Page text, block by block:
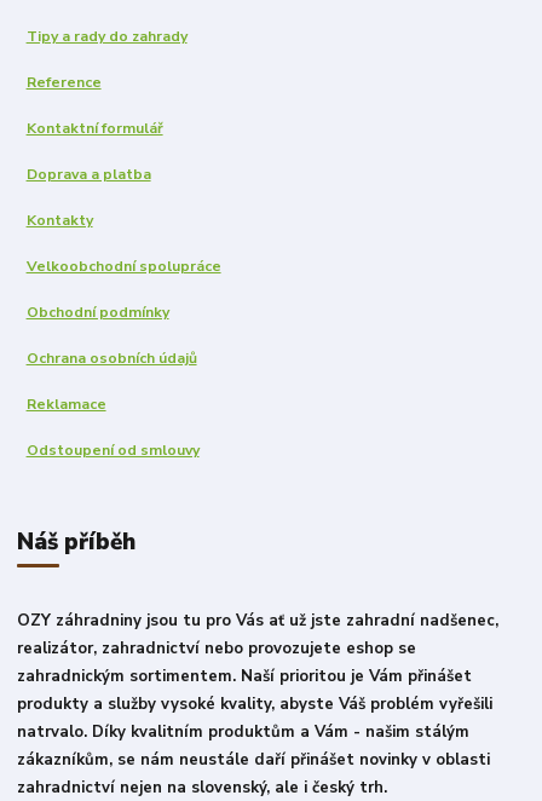
Tipy a rady do zahrady
Reference
Kontaktní formulář
Doprava a platba
Kontakty
Velkoobchodní spolupráce
Obchodní podmínky
Ochrana osobních údajů
Reklamace
Odstoupení od smlouvy
Náš příběh
OZY záhradniny jsou tu pro Vás ať už jste zahradní nadšenec,
realizátor, zahradnictví nebo provozujete eshop se
zahradnickým sortimentem. Naší prioritou je Vám přinášet
produkty a služby vysoké kvality, abyste Váš problém vyřešili
natrvalo. Díky kvalitním produktům a Vám - našim stálým
zákazníkům, se nám neustále daří přinášet novinky v oblasti
zahradnictví nejen na slovenský, ale i český trh.